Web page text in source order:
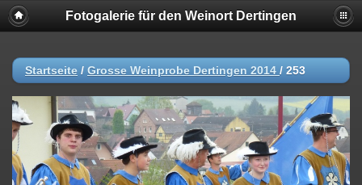
Fotogalerie für den Weinort Dertingen
Startseite / Grosse Weinprobe Dertingen 2014 / 253